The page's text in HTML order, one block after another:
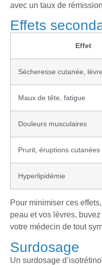
avec un taux de
Effets
Effet
Sécheresse cutanée,
Maux de tête, fatigue
Douleurs musculaires
Prurit, éruptions cutanées
Hyperlipidémie
Pour minimiser ces
peau et vos lèvres,
votre médecin de tout
Surdosage
Un surdosage